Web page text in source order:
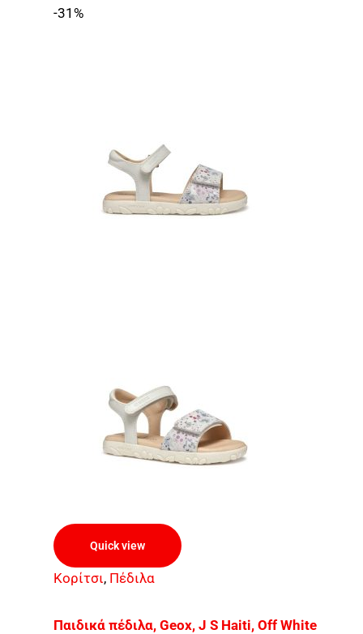
-31%
Quick view
Κορίτσι, Πέδιλα
Παιδικά πέδιλα, Geox, J S Haiti, Off White